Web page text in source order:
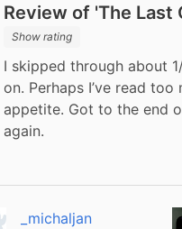
Review of 'The
Show rating
I skipped through about
on. Perhaps I’ve read
appetite. Got to the end
again.
_michaljan